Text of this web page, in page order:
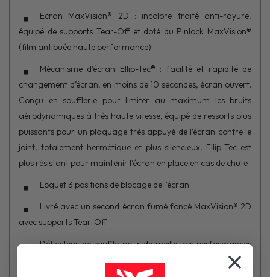
Ecran MaxVision® 2D : incolore traité anti-rayure,
équipé de supports Tear-Off et doté du Pinlock MaxVision®
(film antibuée haute performance)
Mécanisme d’écran Ellip-Tec® : facilité et rapidité de
changement d’écran, en moins de 10 secondes, écran ouvert.
Conçu en soufflerie pour limiter au maximum les bruits
aérodynamiques à très haute vitesse, équipé de ressorts plus
puissants pour un plaquage très appuyé de l’écran contre le
joint, totalement hermétique et plus silencieux, Ellip-Tec est
plus résistant pour maintenir l’écran en place en cas de chute
Loquet 3 positions de blocage de l'écran
Livré avec un second écran fumé foncé MaxVision® 2D
avec supports Tear-Off
Déflecteur de souffle pour de meilleures performances